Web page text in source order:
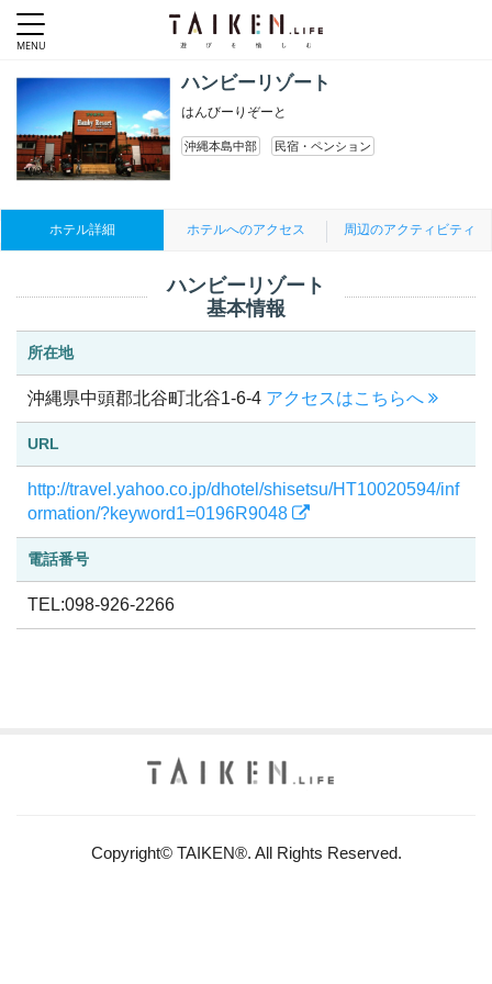
ハンビーリゾート
はんびーりぞーと
沖縄本島中部 民宿・ペンション
ホテル詳細 ホテルへのアクセス 周辺のアクティビティ
ハンビーリゾート
基本情報
所在地
沖縄県中頭郡北谷町北谷1-6-4 アクセスはこちらへ
URL
http://travel.yahoo.co.jp/dhotel/shisetsu/HT10020594/inf
ormation/?keyword1=0196R9048
電話番号
TEL:098-926-2266
Copyright© TAIKEN®. All Rights Reserved.